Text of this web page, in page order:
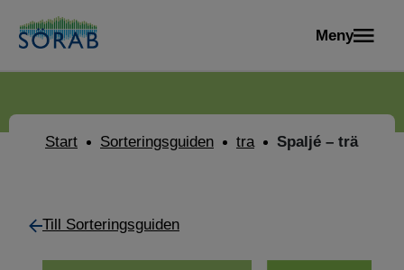
Meny
Start Sorteringsguiden tra Spaljé – trä
Till Sorteringsguiden